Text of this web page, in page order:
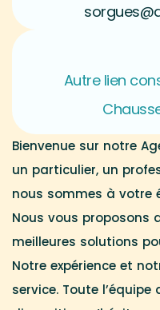
Autre lien
Bienvenue sur notre
un particulier, un
nous sommes à votre
Nous vous proposons
meilleures solutions
Notre expérience et
service. Toute